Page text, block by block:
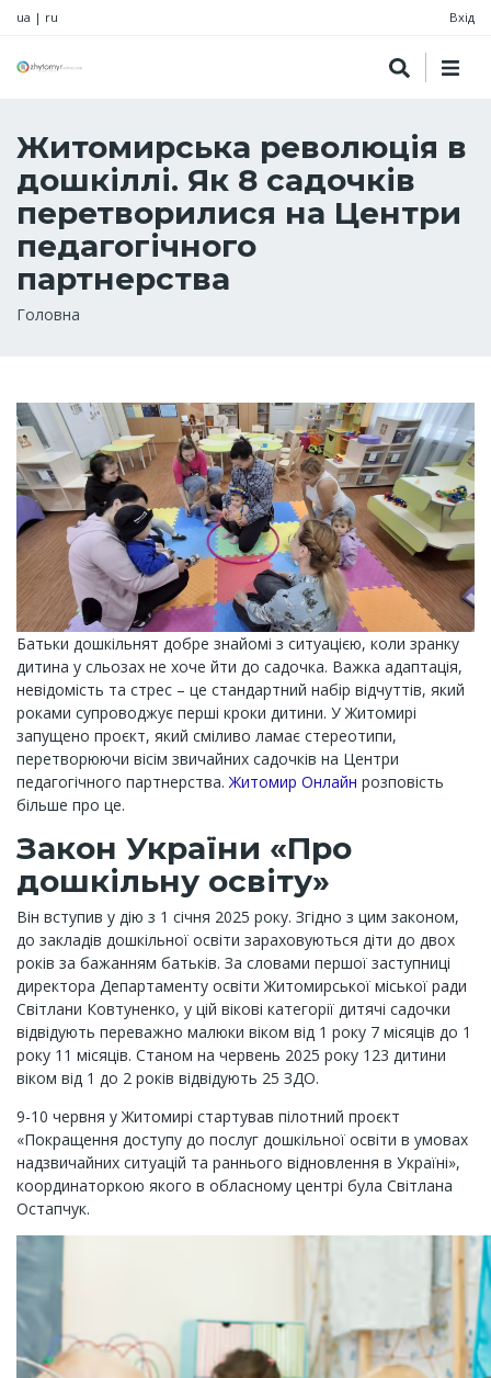
ua | ru Вхід
Житомирська революція в
дошкіллі. Як 8 садочків
перетворилися на Центри
педагогічного
партнерства
Рядок
Головна
Батьки дошкільнят добре знайомі з ситуацією, коли зранку
дитина у сльозах не хоче йти до садочка. Важка адаптація,
невідомість та стрес – це стандартний набір відчуттів, який
роками супроводжує перші кроки дитини. У Житомирі
запущено проєкт, який сміливо ламає стереотипи,
перетворюючи вісім звичайних садочків на Центри
педагогічного партнерства.Житомир Онлайн розповість
більше про це.
Закон України «Про
дошкільну освіту»
Він вступив у дію з 1 січня 2025 року. Згідно з цим законом,
до закладів дошкільної освіти зараховуються діти до двох
років за бажанням батьків. За словами першої заступниці
директора Департаменту освіти Житомирської міської ради
Світлани Ковтуненко, у цій вікові категорії дитячі садочки
відвідують переважно малюки віком від 1 року 7 місяців до 1
року 11 місяців. Станом на червень 2025 року 123 дитини
віком від 1 до 2 років відвідують 25 ЗДО.
9-10 червня у Житомирі стартував пілотний проєкт
«Покращення доступу до послуг дошкільної освіти в умовах
надзвичайних ситуацій та раннього відновлення в Україні»,
координаторкою якого в обласному центрі була Світлана
Остапчук.